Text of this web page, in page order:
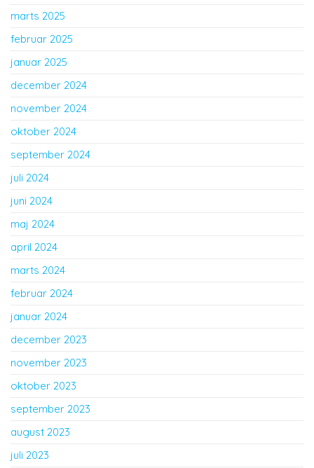
marts 2025
februar 2025
januar 2025
december 2024
november 2024
oktober 2024
september 2024
juli 2024
juni 2024
maj 2024
april 2024
marts 2024
februar 2024
januar 2024
december 2023
november 2023
oktober 2023
september 2023
august 2023
juli 2023